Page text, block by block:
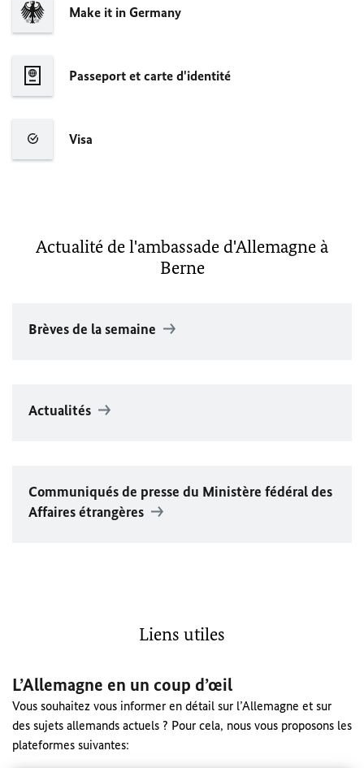
Make it in Germany
Passeport et carte d'identité
Visa
Actualité de l'ambassade d'Allemagne à
Berne
Brèves de la semaine
Actualités
Communiqués de presse du Ministère fédéral des
Affaires étrangères
Liens utiles
L’Allemagne en un coup d’œil
Vous souhaitez vous informer en détail sur l’Allemagne et sur
des sujets allemands actuels ? Pour cela, nous vous proposons les
plateformes suivantes: